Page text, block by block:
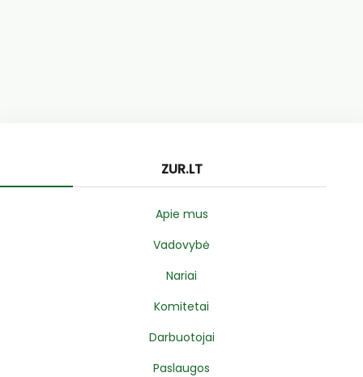
ZUR.LT
Apie mus
Vadovybė
Nariai
Komitetai
Darbuotojai
Paslaugos